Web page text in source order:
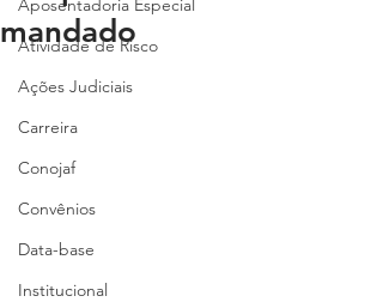
Aposentadoria Especial
Atividade de Risco
Ações Judiciais
Carreira
Conojaf
Convênios
Data-base
Institucional
mandado